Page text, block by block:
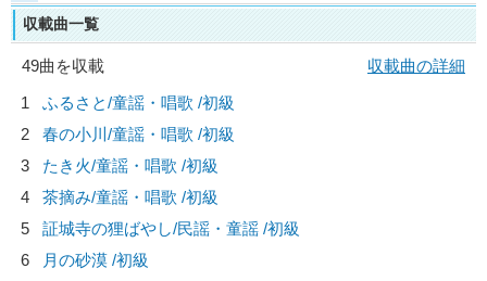
収載曲一覧
49曲を収載
収載曲の詳細
1
ふるさと/童謡・唱歌 /初級
2
春の小川/童謡・唱歌 /初級
3
たき火/童謡・唱歌 /初級
4
茶摘み/童謡・唱歌 /初級
5
証城寺の狸ばやし/民謡・童謡 /初級
6
月の砂漠 /初級